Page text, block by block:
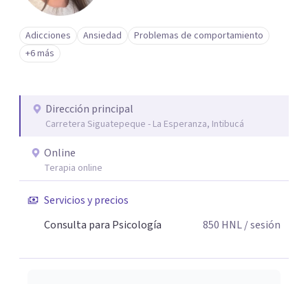
Adicciones Ansiedad
Problemas de comportamiento
+6 más
Dirección principal
Carretera Siguatepeque - La Esperanza, Intibucá
Online
Terapia online
Servicios y precios
Consulta para Psicología
850 HNL/ sesión